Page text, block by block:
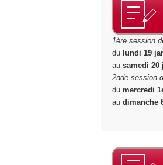
1ère session
du lundi 19
ausamedi 20
2nde session
du mercredi
audimanche